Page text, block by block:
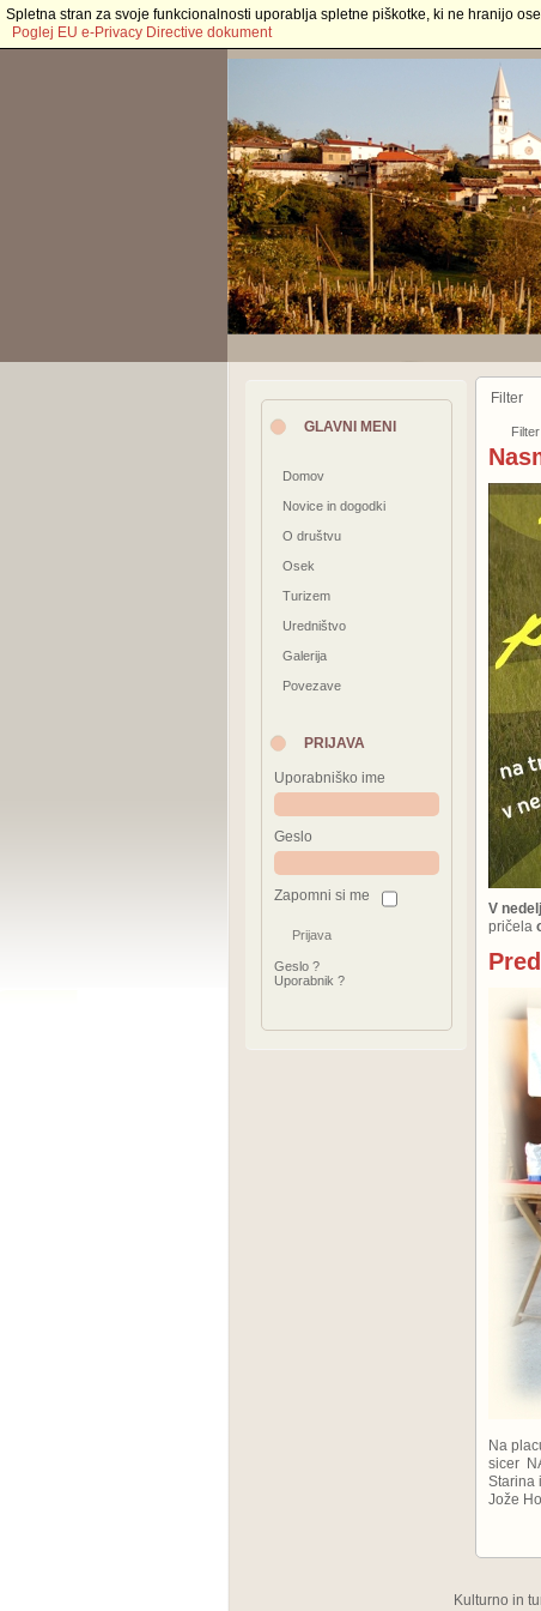
GLAVNI MENI
Domov
Novice in dogodki
O društvu
Osek
Turizem
Uredništvo
Galerija
Povezave
PRIJAVA
Uporabniško ime
Geslo
Zapomni si me
Geslo ?
Uporabnik ?
Filter
Filter
V
pričela
Na
sicer
Starina
Jože
Kulturno in
Spletna stran za svoje funkcionalnosti uporablja spletne piškotke, ki ne hranijo
Poglej EU e-Privacy Directive dokument